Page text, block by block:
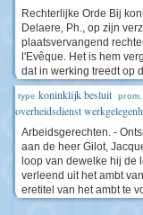
Rechterlijke Orde Bij
Delaere, Ph., op zijn
plaatsvervangend
l'Evêque. Het is hem
dat in werking treedt op
type koninklijk besluit prom.
overheidsdienst
Arbeidsgerechten. -
aan de heer Gilot,
loop van dewelke hij de
verleend uit het ambt
eretitel van het ambt te